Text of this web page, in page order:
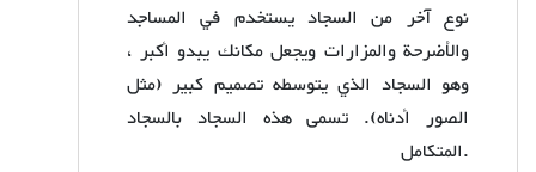
نوع آخر من السجاد يستخدم في المساجد
والأضرحة والمزارات ويجعل مكانك يبدو أكبر ،
وهو السجاد الذي يتوسطه تصميم كبير (مثل
الصور أدناه). تسمى هذه السجاد بالسجاد
المتكامل.